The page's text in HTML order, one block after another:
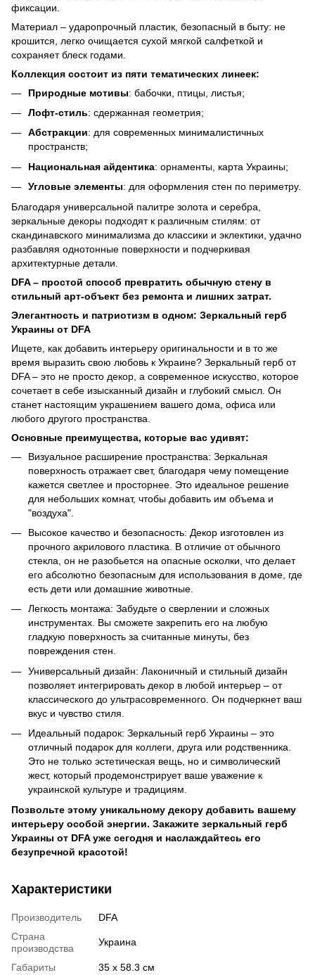
фиксации.
Материал – ударопрочный пластик, безопасный в быту: не
крошится, легко очищается сухой мягкой салфеткой и
сохраняет блеск годами.
Коллекция состоит из пяти тематических линеек:
Природные мотивы: бабочки, птицы, листья;
Лофт-стиль: сдержанная геометрия;
Абстракции: для современных минималистичных
пространств;
Национальная айдентика: орнаменты, карта Украины;
Угловые элементы: для оформления стен по периметру.
Благодаря универсальной палитре золота и серебра,
зеркальные декоры подходят к различным стилям: от
скандинавского минимализма до классики и эклектики, удачно
разбавляя однотонные поверхности и подчеркивая
архитектурные детали.
DFA – простой способ превратить обычную стену в
стильный арт-объект без ремонта и лишних затрат.
Элегантность и патриотизм в одном: Зеркальный герб
Украины от DFA
Ищете, как добавить интерьеру оригинальности и в то же
время выразить свою любовь к Украине? Зеркальный герб от
DFA – это не просто декор, а современное искусство, которое
сочетает в себе изысканный дизайн и глубокий смысл. Он
станет настоящим украшением вашего дома, офиса или
любого другого пространства.
Основные преимущества, которые вас удивят:
Визуальное расширение пространства: Зеркальная
поверхность отражает свет, благодаря чему помещение
кажется светлее и просторнее. Это идеальное решение
для небольших комнат, чтобы добавить им объема и
"воздуха".
Высокое качество и безопасность: Декор изготовлен из
прочного акрилового пластика. В отличие от обычного
стекла, он не разобьется на опасные осколки, что делает
его абсолютно безопасным для использования в доме, где
есть дети или домашние животные.
Легкость монтажа: Забудьте о сверлении и сложных
инструментах. Вы сможете закрепить его на любую
гладкую поверхность за считанные минуты, без
повреждения стен.
Универсальный дизайн: Лаконичный и стильный дизайн
позволяет интегрировать декор в любой интерьер – от
классического до ультрасовременного. Он подчеркнет ваш
вкус и чувство стиля.
Идеальный подарок: Зеркальный герб Украины – это
отличный подарок для коллеги, друга или родственника.
Это не только эстетическая вещь, но и символический
жест, который продемонстрирует ваше уважение к
украинской культуре и традициям.
Позвольте этому уникальному декору добавить вашему
интерьеру особой энергии. Закажите зеркальный герб
Украины от DFA уже сегодня и наслаждайтесь его
безупречной красотой!
Характеристики
Производитель
DFA
Страна
производства
Украина
Габариты 35 x 58.3 см